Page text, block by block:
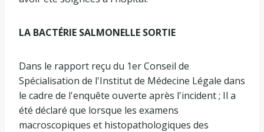
LA BACTÉRIE SALMONELLE SORTIE
Dans le rapport reçu du 1er Conseil de
Spécialisation de l'Institut de Médecine Légale dans
le cadre de l'enquête ouverte après l'incident ; Il a
été déclaré que lorsque les examens
macroscopiques et histopathologiques des